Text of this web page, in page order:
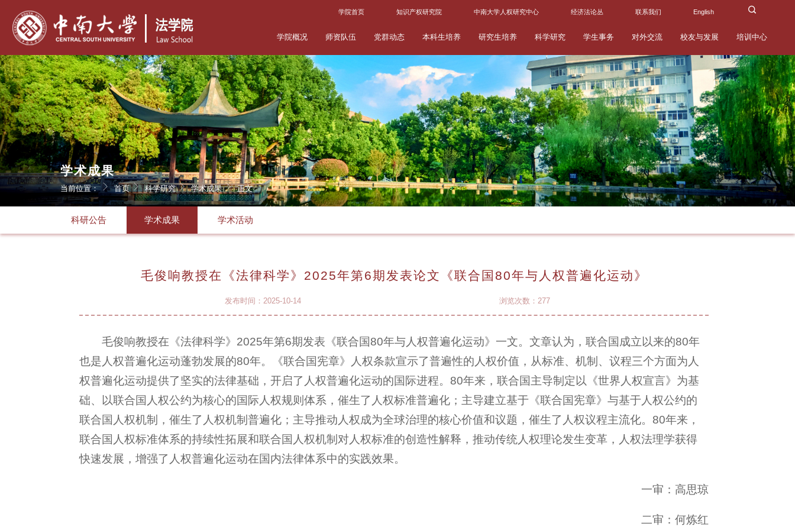
学院首页 知识产权研究院 中南大学人权研究中心 经济法论丛 联系我们 English
学院概况 师资队伍 党群动态 本科生培养 研究生培养 科学研究 学生事务 对外交流 校友与发展 培训中心
学术成果
当前位置： 首页 科学研究 学术成果 正文
科研公告 学术成果 学术活动
毛俊响教授在《法律科学》2025年第6期发表论文《联合国80年与人权普遍化运动》
发布时间：2025-10-14 浏览次数：277
毛俊响教授在《法律科学》2025年第6期发表《联合国80年与人权普遍化运动》一文。文章认为，联合国成立以来的80年
也是人权普遍化运动蓬勃发展的80年。《联合国宪章》人权条款宣示了普遍性的人权价值，从标准、机制、议程三个方面为人
权普遍化运动提供了坚实的法律基础，开启了人权普遍化运动的国际进程。80年来，联合国主导制定以《世界人权宣言》为基
础、以联合国人权公约为核心的国际人权规则体系，催生了人权标准普遍化；主导建立基于《联合国宪章》与基于人权公约的
联合国人权机制，催生了人权机制普遍化；主导推动人权成为全球治理的核心价值和议题，催生了人权议程主流化。80年来，
联合国人权标准体系的持续性拓展和联合国人权机制对人权标准的创造性解释，推动传统人权理论发生变革，人权法理学获得
快速发展，增强了人权普遍化运动在国内法律体系中的实践效果。
一审：高思琼
二审：何炼红